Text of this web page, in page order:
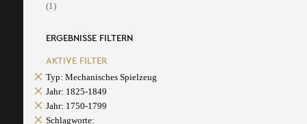
(1)
ERGEBNISSE FILTERN
AKTIVE FILTER
Typ: Mechanisches Spielzeug
Jahr: 1825-1849
Jahr: 1750-1799
Schlagworte: